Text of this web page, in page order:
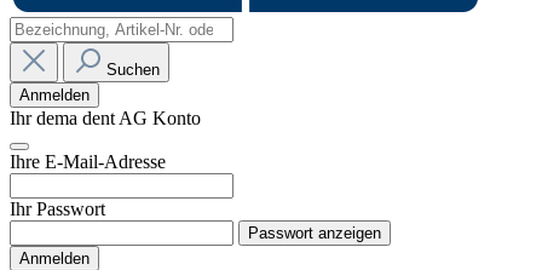
Suchen
Anmelden
Ihr dema dent AG Konto
Ihre E-Mail-Adresse
Ihr Passwort
Passwort anzeigen
Anmelden